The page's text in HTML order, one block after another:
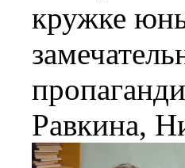
кружке
Равкина,